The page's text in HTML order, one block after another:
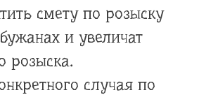
смету по розыску
и увеличат
розыска.
случая по